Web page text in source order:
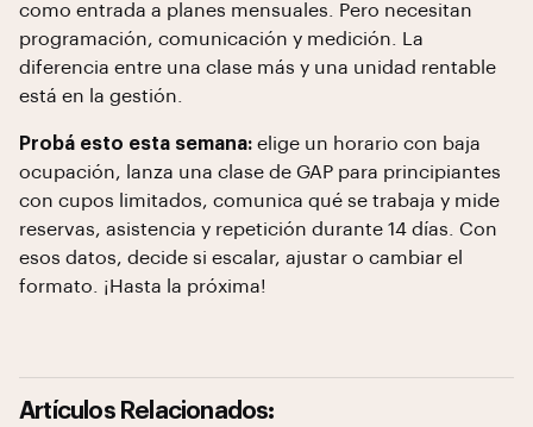
como entrada a planes mensuales. Pero necesitan
programación, comunicación y medición. La
diferencia entre una clase más y una unidad rentable
está en la gestión.
Probá esto esta semana: elige un horario con baja
ocupación, lanza una clase de GAP para principiantes
con cupos limitados, comunica qué se trabaja y mide
reservas, asistencia y repetición durante 14 días. Con
esos datos, decide si escalar, ajustar o cambiar el
formato. ¡Hasta la próxima!
Artículos Relacionados: